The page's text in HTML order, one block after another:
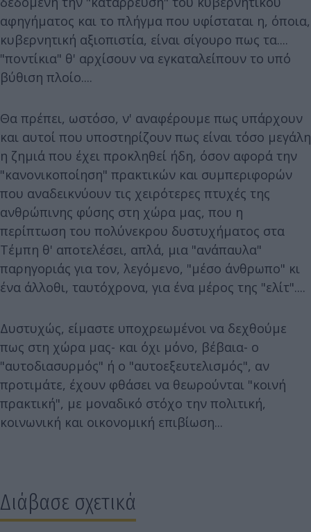
αφηγήματος και το πλήγμα που υφίσταται η, όποια,
κυβερνητική αξιοπιστία, είναι σίγουρο πως τα....
"ποντίκια" θ' αρχίσουν να εγκαταλείπουν το υπό
βύθιση πλοίο....
Θα πρέπει, ωστόσο, ν' αναφέρουμε πως υπάρχουν
και αυτοί που υποστηρίζουν πως είναι τόσο μεγάλη
η ζημιά που έχει προκληθεί ήδη, όσον αφορά την
"κανονικοποίηση" πρακτικών και συμπεριφορών
που αναδεικνύουν τις χειρότερες πτυχές της
ανθρώπινης φύσης στη χώρα μας, που η
περίπτωση του πολύνεκρου δυστυχήματος στα
Τέμπη θ' αποτελέσει, απλά, μια "ανάπαυλα"
παρηγοριάς για τον, λεγόμενο, "μέσο άνθρωπο" κι
ένα άλλοθι, ταυτόχρονα, για ένα μέρος της "ελίτ"....
Δυστυχώς, είμαστε υποχρεωμένοι να δεχθούμε
πως στη χώρα μας- και όχι μόνο, βέβαια- ο
"αυτοδιασυρμός" ή ο "αυτοεξευτελισμός", αν
προτιμάτε, έχουν φθάσει να θεωρούνται "κοινή
πρακτική", με μοναδικό στόχο την πολιτική,
κοινωνική και οικονομική επιβίωση...
Διάβασε σχετικά